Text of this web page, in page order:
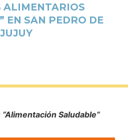
ALIMENTARIOS
EN SAN PEDRO DE
JUJUY
Saludable”